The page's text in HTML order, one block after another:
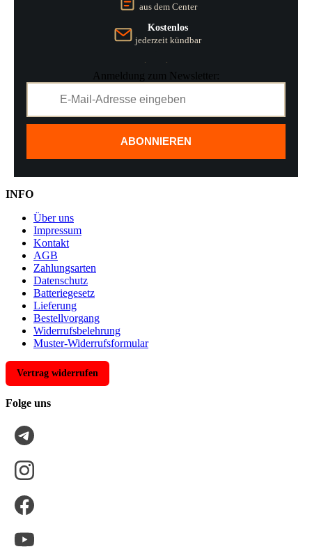
aus dem Center
Kostenlos
jederzeit kündbar
Anmeldung zum Newsletter:
ABONNIEREN
INFO
Über uns
Impressum
Kontakt
AGB
Zahlungsarten
Datenschutz
Batteriegesetz
Lieferung
Bestellvorgang
Widerrufsbelehrung
Muster-Widerrufsformular
Vertrag widerrufen
Folge uns